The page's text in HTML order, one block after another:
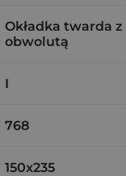
Okładka twarda z
obwolutą
I
768
150x235